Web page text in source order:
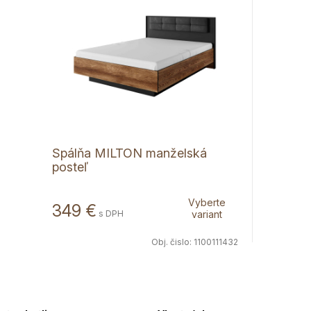
Spálňa MILTON manželská
posteľ
349 € s DPH
Vyberte
variant
Obj. čislo: 1100111432